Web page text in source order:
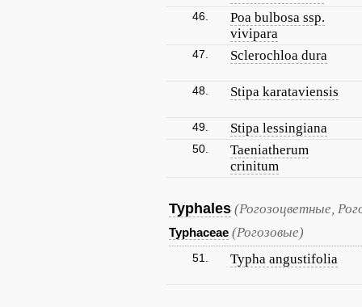
46.
Poa bulbosa ssp.
vivipara
47. Sclerochloa dura
48. Stipa karataviensis
49. Stipa lessingiana
50.
Taeniatherum
crinitum
Typhales (Рогозоцветные,
Typhaceae (Рогозовые)
51. Typha angustifolia